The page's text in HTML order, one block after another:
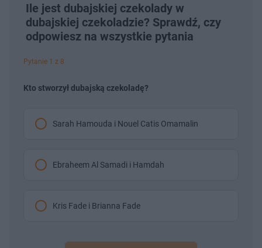
Ile jest dubajskiej czekolady w
dubajskiej czekoladzie? Sprawdź, czy
odpowiesz na wszystkie pytania
Pytanie 1 z 8
Kto stworzył dubajską czekoladę?
Sarah Hamouda i Nouel Catis Omamalin
Ebraheem Al Samadi i Hamdah
Kris Fade i Brianna Fade